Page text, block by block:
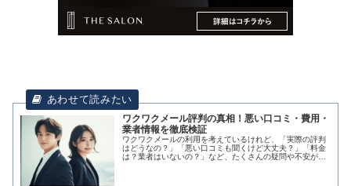
ワクワクメール評判の真相！悪い口コミ・費用・
業者情報を徹底検証
ワクワクメールの利用を考えているけれど、「実際の評判
はどうなの？」「悪い口コミも聞くけど大丈夫？」「料金
は？業者はいないの？」など、たくさんの疑問や不安があ